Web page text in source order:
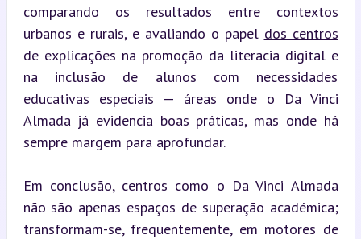
comparando os resultados entre contextos
urbanos e rurais, e avaliando o papel dos centros
de explicações na promoção da literacia digital e
na inclusão de alunos com necessidades
educativas especiais — áreas onde o Da Vinci
Almada já evidencia boas práticas, mas onde há
sempre margem para aprofundar.
Em conclusão, centros como o Da Vinci Almada
não são apenas espaços de superação académica;
transformam-se, frequentemente, em motores de